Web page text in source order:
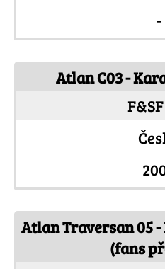
-
Atlan C03 -
Atlan Traversan 05
(fans